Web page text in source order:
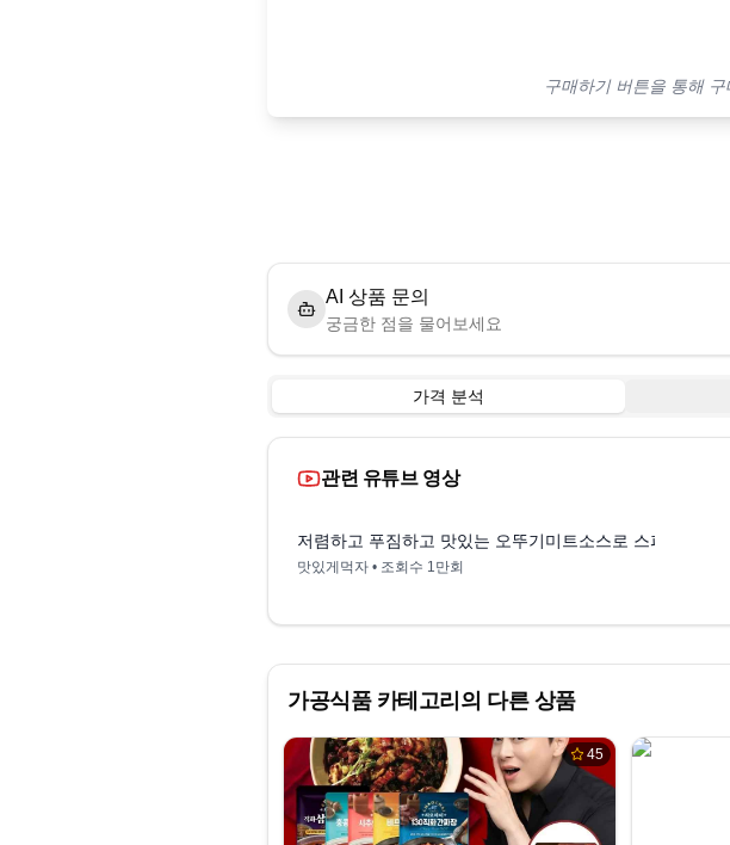
구매하기 버튼을 통해
AI 상품 문의
궁금한 점을 물어보세요
가격 분석
관련 유튜브 영상
저렴하고 푸짐하고 맛있는 오뚜기미트소스로 스파게티 만
맛있게먹자 • 조회수 1만회
가공식품카테고리의 다른 상품
45